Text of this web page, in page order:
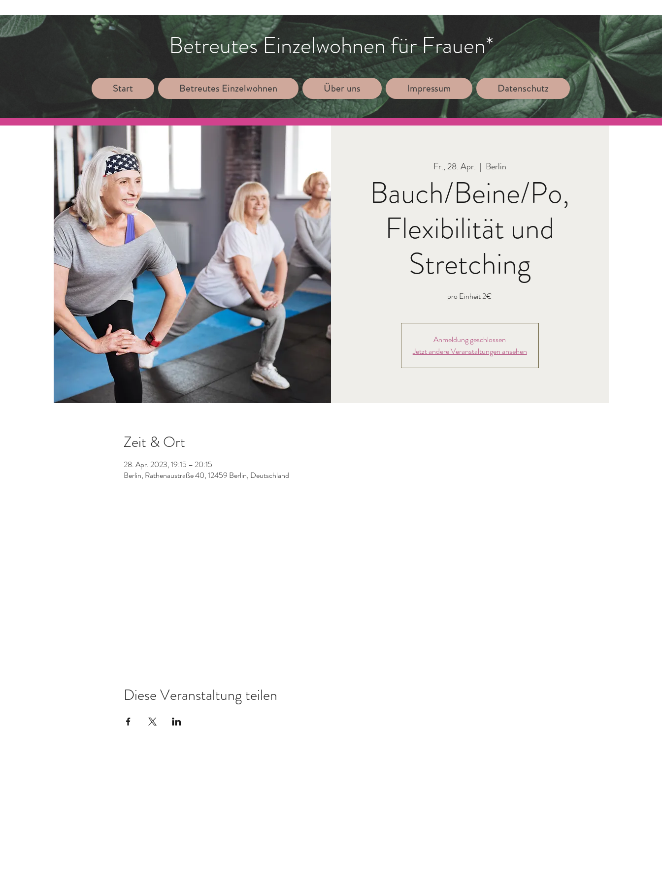
Betreutes Einzelwohnen für Frauen*
Start Betreutes Einzelwohnen Über uns Impressum Datenschutz
Fr., 28. Apr.
  |
Berlin
Bauch/Beine/Po,
Flexibilität und
Stretching
pro Einheit 2€
Anmeldung geschlossen
Jetzt andere Veranstaltungen ansehen
Zeit & Ort
28. Apr. 2023, 19:15 – 20:15
Berlin, Rathenaustraße 40, 12459 Berlin, Deutschland
Diese Veranstaltung teilen